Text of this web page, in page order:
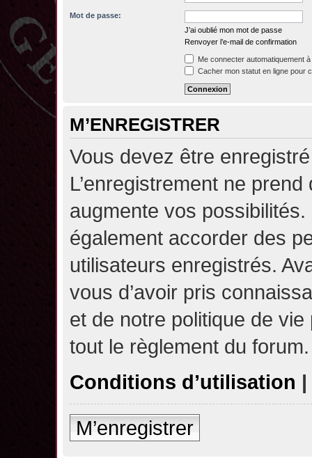
Mot de passe:
J’ai oublié mon mot de passe
Renvoyer l’e-mail de confirmation
Me connecter automatiquement
Cacher mon statut en ligne pour
M’ENREGISTRER
Vous devez être
L’enregistrement ne
augmente vos possibilités.
également accorder des
utilisateurs enregistrés.
vous d’avoir pris
et de notre politique de
tout le règlement du forum.
Conditions d’utilisation |
M’enregistrer